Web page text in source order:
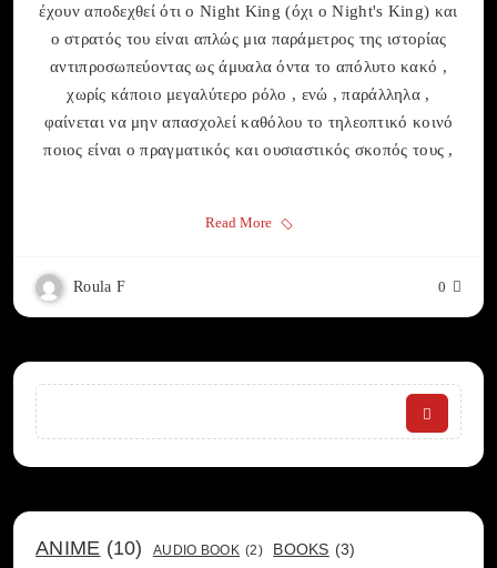
έχουν αποδεχθεί ότι ο Νight King (όχι ο Night's King) και
ο στρατός του είναι απλώς μια παράμετρος της ιστορίας
αντιπροσωπεύοντας ως άμυαλα όντα το απόλυτο κακό ,
χωρίς κάποιο μεγαλύτερο ρόλο , ενώ , παράλληλα ,
φαίνεται να μην απασχολεί καθόλου το τηλεοπτικό κοινό
ποιος είναι ο πραγματικός και ουσιαστικός σκοπός τους ,
Read More
Roula F 0
Search
ANIME (10) AUDIO BOOK (2) BOOKS (3)